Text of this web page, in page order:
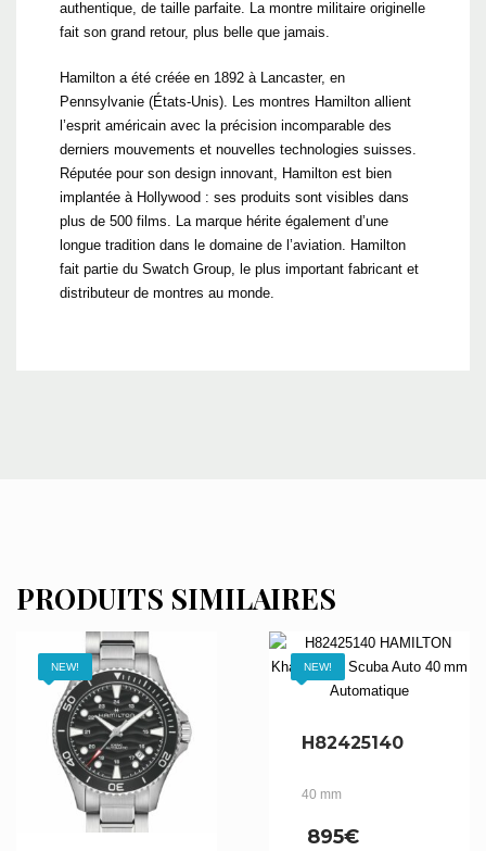
authentique, de taille parfaite. La montre militaire originelle
fait son grand retour, plus belle que jamais.
Hamilton a été créée en 1892 à Lancaster, en
Pennsylvanie (États-Unis). Les montres Hamilton allient
l’esprit américain avec la précision incomparable des
derniers mouvements et nouvelles technologies suisses.
Réputée pour son design innovant, Hamilton est bien
implantée à Hollywood : ses produits sont visibles dans
plus de 500 films. La marque hérite également d’une
longue tradition dans le domaine de l’aviation. Hamilton
fait partie du Swatch Group, le plus important fabricant et
distributeur de montres au monde.
PRODUITS SIMILAIRES
NEW! NEW!
H82425140
40 mm
895€